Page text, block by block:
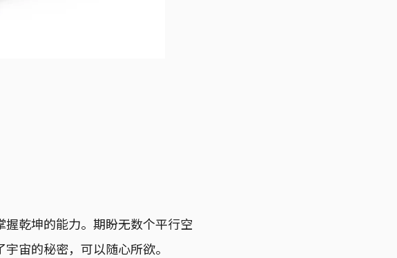
乾坤的能力。期盼无数个平行空
宙的秘密，可以随心所欲。